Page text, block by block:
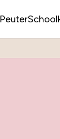
Peuter